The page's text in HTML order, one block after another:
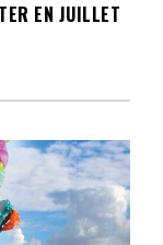
EN JUILLET